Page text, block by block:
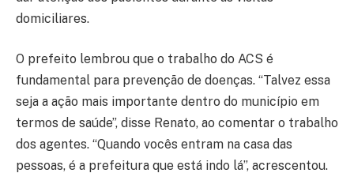
domiciliares.
O prefeito lembrou que o trabalho do ACS é
fundamental para prevenção de doenças. “Talvez essa
seja a ação mais importante dentro do município em
termos de saúde”, disse Renato, ao comentar o trabalho
dos agentes. “Quando vocês entram na casa das
pessoas, é a prefeitura que está indo lá”, acrescentou.